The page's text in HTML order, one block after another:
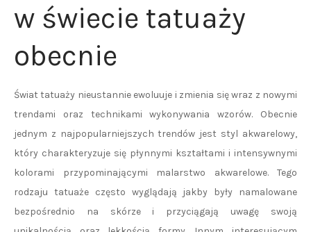
w świecie tatuaży
obecnie
Świat tatuaży nieustannie ewoluuje i zmienia się wraz z nowymi
trendami oraz technikami wykonywania wzorów. Obecnie
jednym z najpopularniejszych trendów jest styl akwarelowy,
który charakteryzuje się płynnymi kształtami i intensywnymi
kolorami przypominającymi malarstwo akwarelowe. Tego
rodzaju tatuaże często wyglądają jakby były namalowane
bezpośrednio na skórze i przyciągają uwagę swoją